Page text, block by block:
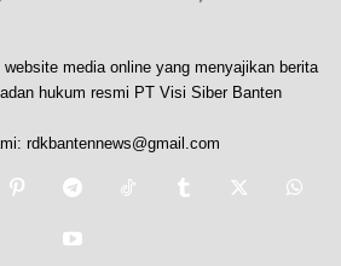
media online yang menyajikan berita
hukum resmi PT Visi Siber Banten
rdkbantennews@gmail.com